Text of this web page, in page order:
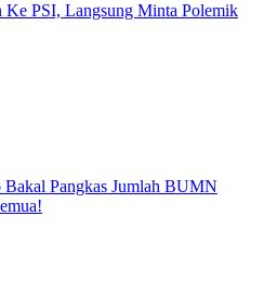
Ke PSI, Langsung Minta Polemik
Bakal Pangkas Jumlah BUMN